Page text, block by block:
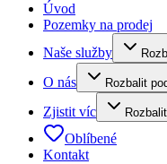
Úvod
Pozemky na prodej
Naše služby
O nás Rozbalit
Zjistit víc
Oblíbené
Kontakt